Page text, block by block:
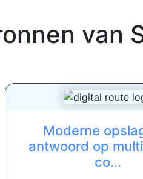
van
Moderne
antwoord op
co...